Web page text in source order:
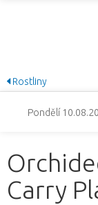
Rostliny
Pondělí
Carry